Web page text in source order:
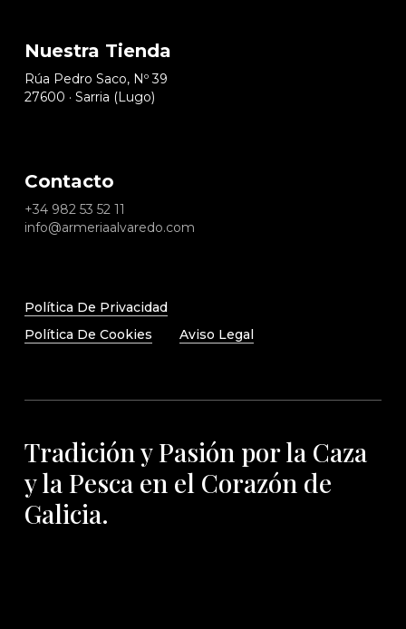
Nuestra Tienda
Rúa Pedro Saco, Nº 39
27600 · Sarria (Lugo)
Contacto
+34 982 53 52 11
info@armeriaalvaredo.com
Política De Privacidad
Política De Cookies
Aviso Legal
Tradición y Pasión por la Caza
y la Pesca en el Corazón de
Galicia.